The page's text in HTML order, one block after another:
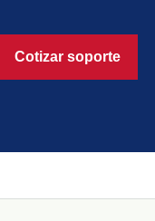
Cotizar soporte